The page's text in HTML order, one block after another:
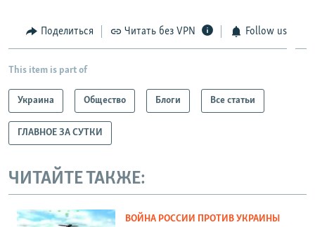
Поделиться Читать без VPN Follow us
This item is part of
Украина Общество Блоги Все статьи
ГЛАВНОЕ ЗА СУТКИ
ЧИТАЙТЕ ТАКЖЕ:
ВОЙНА РОССИИ ПРОТИВ УКРАИНЫ